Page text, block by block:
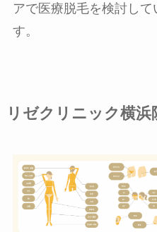
アで医療脱毛を検討し
す。
リゼクリニック横浜